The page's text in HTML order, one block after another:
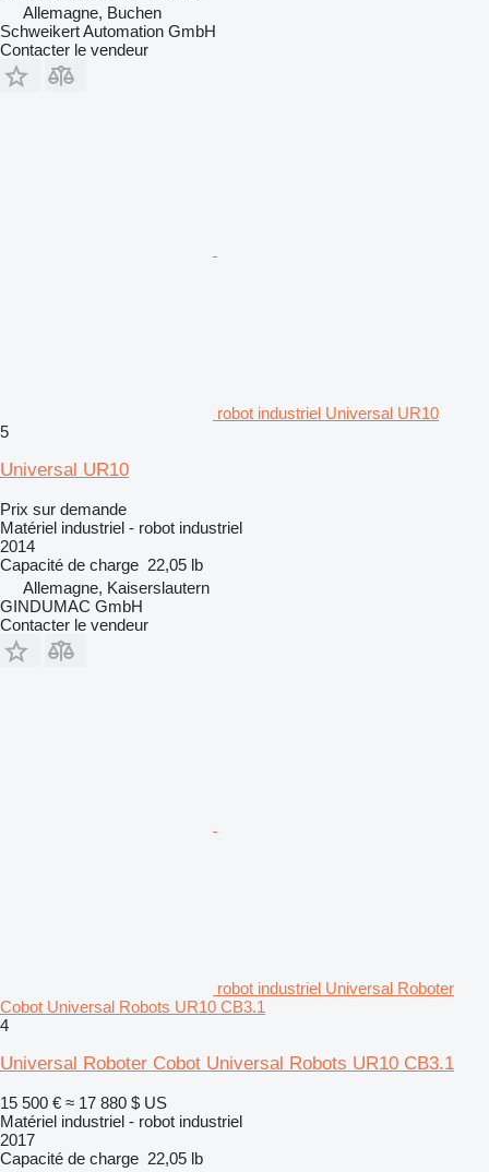
Allemagne, Buchen
Schweikert Automation GmbH
Contacter le vendeur
robot industriel Universal UR10
5
Universal UR10
Prix sur demande
Matériel industriel - robot industriel
2014
Capacité de charge 22,05 lb
Allemagne, Kaiserslautern
GINDUMAC GmbH
Contacter le vendeur
robot industriel Universal Roboter
Cobot Universal Robots UR10 CB3.1
4
Universal Roboter Cobot Universal Robots UR10 CB3.1
15 500 € ≈ 17 880 $ US
Matériel industriel - robot industriel
2017
Capacité de charge 22,05 lb